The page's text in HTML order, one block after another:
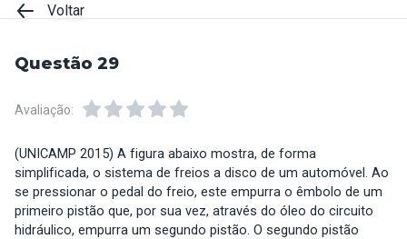
Voltar
Questão 29
Avaliação:
(UNICAMP 2015) A figura abaixo mostra, de forma
simplificada, o sistema de freios a disco de um automóvel. Ao
se pressionar o pedal do freio, este empurra o êmbolo de um
primeiro pistão que, por sua vez, através do óleo do circuito
hidráulico, empurra um segundo pistão. O segundo pistão